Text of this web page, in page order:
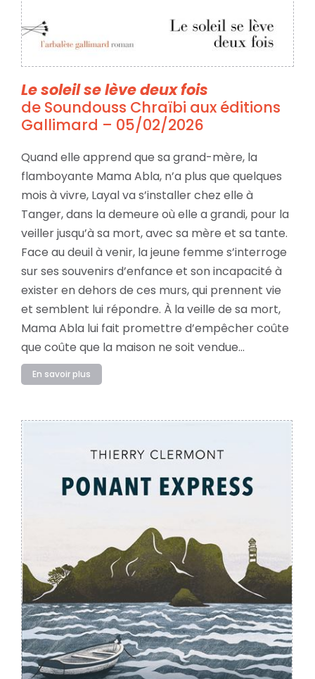
Le soleil se lève deux fois
de Soundouss Chraïbi aux éditions
Gallimard – 05/02/2026
Quand elle apprend que sa grand-mère, la
flamboyante Mama Abla, n’a plus que quelques
mois à vivre, Layal va s’installer chez elle à
Tanger, dans la demeure où elle a grandi, pour la
veiller jusqu’à sa mort, avec sa mère et sa tante.
Face au deuil à venir, la jeune femme s’interroge
sur ses souvenirs d’enfance et son incapacité à
exister en dehors de ces murs, qui prennent vie
et semblent lui répondre. À la veille de sa mort,
Mama Abla lui fait promettre d’empêcher coûte
que coûte que la maison ne soit vendue…
En savoir plus